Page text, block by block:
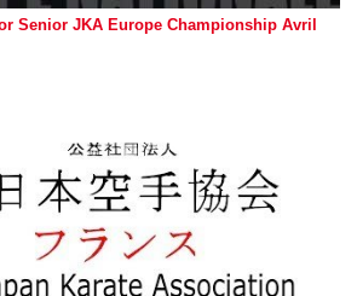
Senior JKA Europe Championship Avril